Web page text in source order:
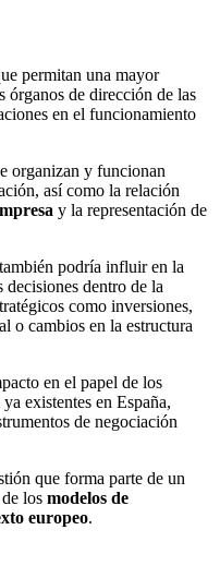
permitan una mayor
órganos de dirección de las
en el funcionamiento
organizan y funcionan
así como la relación
y la representación de
podría influir en la
decisiones dentro de la
como inversiones,
o cambios en la estructura
en el papel de los
existentes en España,
de negociación
que forma parte de un
los modelos de
europeo.